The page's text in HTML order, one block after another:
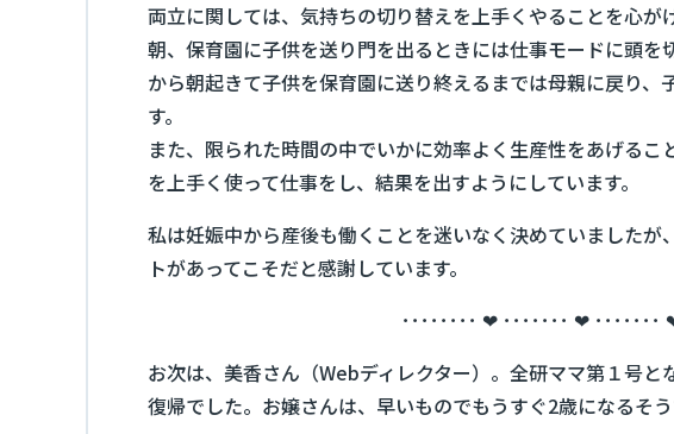
両立に関しては、気持ちの切り替えを上手くやることを心が
朝、保育園に子供を送り門を出るときには仕事モードに頭を
から朝起きて子供を保育園に送り終えるまでは母親に戻り、
す。
また、限られた時間の中でいかに効率よく生産性をあげる
を上手く使って仕事をし、結果を出すようにしています。
私は妊娠中から産後も働くことを迷いなく決めていましたが
トがあってこそだと感謝しています。
････････ ❤ ･･･････ ❤ ･･･････
お次は、美香さん（Webディレクター）。全研ママ第１号
復帰でした。お嬢さんは、早いものでもうすぐ2歳になるそ